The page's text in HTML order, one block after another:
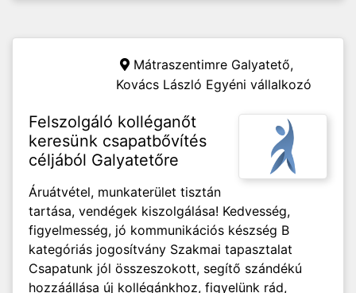
Mátraszentimre Galyatető,
Kovács László Egyéni vállalkozó
Felszolgáló kolléganőt
keresünk csapatbővítés
céljából Galyatetőre
Áruátvétel, munkaterület tisztán
tartása, vendégek kiszolgálása! Kedvesség,
figyelmesség, jó kommunikációs készség B
kategóriás jogosítvány Szakmai tapasztalat
Csapatunk jól összeszokott, segítő szándékú
hozzáállása új kollégánkhoz, figyelünk rád,